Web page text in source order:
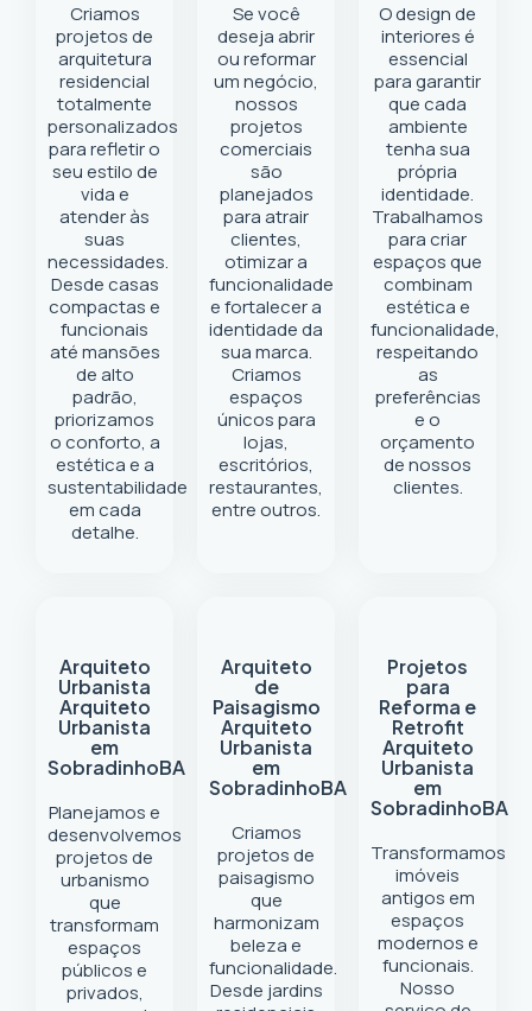
Criamos
projetos de
arquitetura
residencial
totalmente
personalizados
para refletir o
seu estilo de
vida e
atender às
suas
necessidades.
Desde casas
compactas e
funcionais
até mansões
de alto
padrão,
priorizamos
o conforto, a
estética e a
sustentabilidade
em cada
detalhe.
Se você
deseja abrir
ou reformar
um negócio,
nossos
projetos
comerciais
são
planejados
para atrair
clientes,
otimizar a
funcionalidade
e fortalecer a
identidade da
sua marca.
Criamos
espaços
únicos para
lojas,
escritórios,
restaurantes,
entre outros.
O design de
interiores é
essencial
para garantir
que cada
ambiente
tenha sua
própria
identidade.
Trabalhamos
para criar
espaços que
combinam
estética e
funcionalidade,
respeitando
as
preferências
e o
orçamento
de nossos
clientes.
Arquiteto
Urbanista
Arquiteto
Urbanista
em
SobradinhoBA
Planejamos e
desenvolvemos
projetos de
urbanismo
que
transformam
espaços
públicos e
privados,
Arquiteto
de
Paisagismo
Arquiteto
Urbanista
em
SobradinhoBA
Criamos
projetos de
paisagismo
que
harmonizam
beleza e
funcionalidade.
Desde jardins
Projetos
para
Reforma e
Retrofit
Arquiteto
Urbanista
em
SobradinhoBA
Transformamos
imóveis
antigos em
espaços
modernos e
funcionais.
Nosso